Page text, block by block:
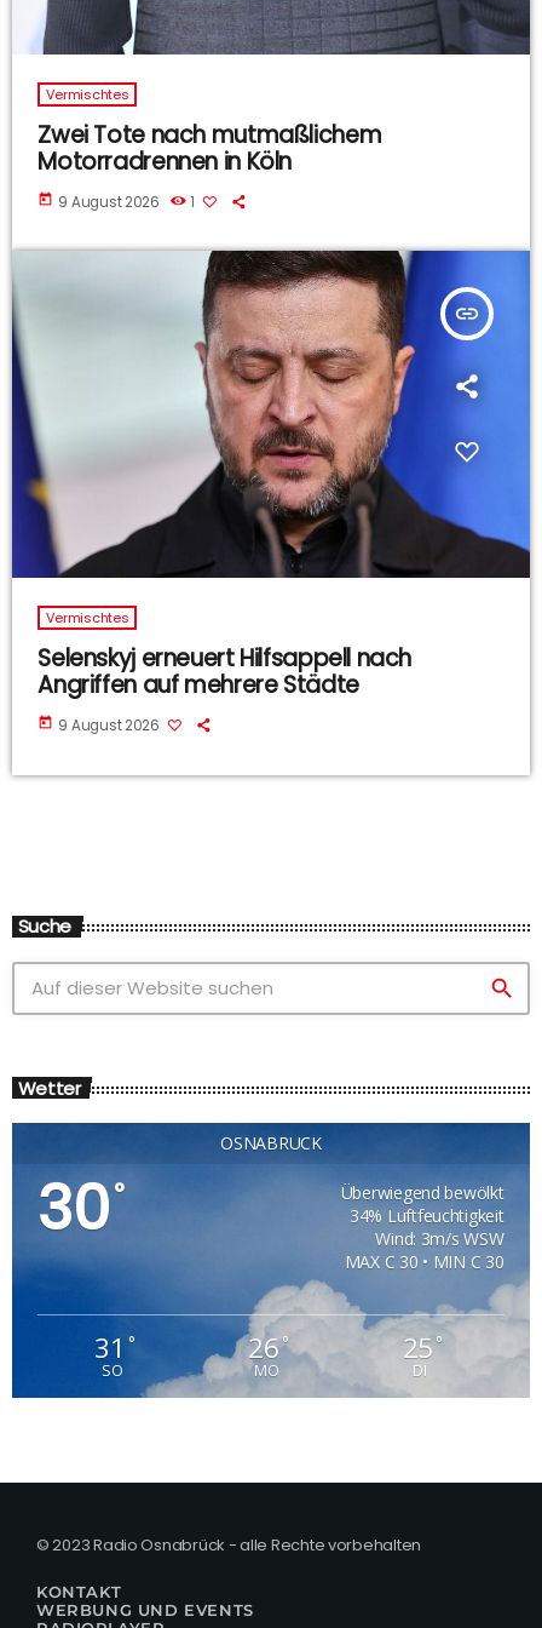
Vermischtes
Zwei Tote nach mutmaßlichem
Motorradrennen in Köln
today 9 August 2026 1
insert_link
Vermischtes
Selenskyj erneuert Hilfsappell nach
Angriffen auf mehrere Städte
today 9 August 2026
Suche
search
Wetter
OSNABRÜCK
30°
Überwiegend bewölkt
34% Luftfeuchtigkeit
Wind: 3m/s WSW
MAX C 30 • MIN C 30
31 °
SO
26°
MO
25°
DI
© 2023 Radio Osnabrück - alle Rechte vorbehalten
KONTAKT
WERBUNG UND EVENTS